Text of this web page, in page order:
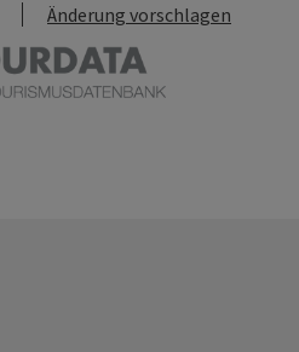
Änderung vorschlagen